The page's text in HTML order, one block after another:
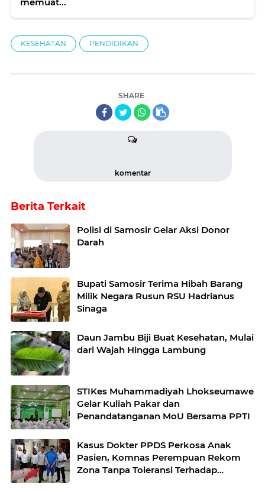
KESEHATAN PENDIDIKAN
SHARE
komentar
Berita Terkait
Polisi di Samosir Gelar Aksi Donor
Darah
Bupati Samosir Terima Hibah Barang
Milik Negara Rusun RSU Hadrianus
Sinaga
Daun Jambu Biji Buat Kesehatan, Mulai
dari Wajah Hingga Lambung
STIKes Muhammadiyah Lhokseumawe
Gelar Kuliah Pakar dan
Penandatanganan MoU Bersama PPTI
Kasus Dokter PPDS Perkosa Anak
Pasien, Komnas Perempuan Rekom
Zona Tanpa Toleransi Terhadap